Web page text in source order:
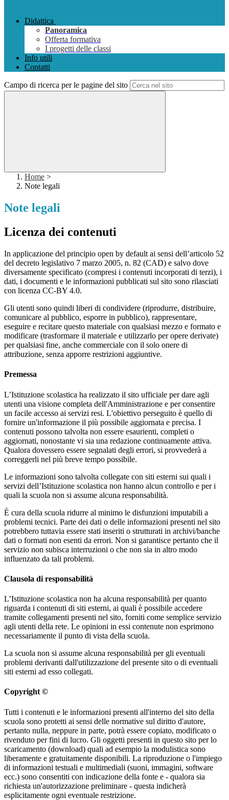
Didattica
Panoramica
Offerta formativa
I progetti delle classi
Info utili
Contatti
Campo di ricerca per le pagine del sito
Home >
Note legali
Note legali
Licenza dei contenuti
In applicazione del principio open by default ai sensi dell’articolo 52
del decreto legislativo 7 marzo 2005, n. 82 (CAD) e salvo dove
diversamente specificato (compresi i contenuti incorporati di terzi), i
dati, i documenti e le informazioni pubblicati sul sito sono rilasciati
con licenza CC-BY 4.0.
Gli utenti sono quindi liberi di condividere (riprodurre, distribuire,
comunicare al pubblico, esporre in pubblico), rappresentare,
eseguire e recitare questo materiale con qualsiasi mezzo e formato e
modificare (trasformare il materiale e utilizzarlo per opere derivate)
per qualsiasi fine, anche commerciale con il solo onere di
attribuzione, senza apporre restrizioni aggiuntive.
Premessa
L’Istituzione scolastica ha realizzato il sito ufficiale per dare agli
utenti una visione completa dell'Amministrazione e per consentire
un facile accesso ai servizi resi. L'obiettivo perseguito è quello di
fornire un'informazione il più possibile aggiornata e precisa. I
contenuti possono talvolta non essere esaurienti, completi o
aggiornati, nonostante vi sia una redazione continuamente attiva.
Qualora dovessero essere segnalati degli errori, si provvederà a
correggerli nel più breve tempo possibile.
Le informazioni sono talvolta collegate con siti esterni sui quali i
servizi dell’Istituzione scolastica non hanno alcun controllo e per i
quali la scuola non si assume alcuna responsabilità.
È cura della scuola ridurre al minimo le disfunzioni imputabili a
problemi tecnici. Parte dei dati o delle informazioni presenti nel sito
potrebbero tuttavia essere stati inseriti o strutturati in archivi/banche
dati o formati non esenti da errori. Non si garantisce pertanto che il
servizio non subisca interruzioni o che non sia in altro modo
influenzato da tali problemi.
Clausola di responsabilità
L’Istituzione scolastica non ha alcuna responsabilità per quanto
riguarda i contenuti di siti esterni, ai quali è possibile accedere
tramite collegamenti presenti nel sito, forniti come semplice servizio
agli utenti della rete. Le opinioni in essi contenute non esprimono
necessariamente il punto di vista della scuola.
La scuola non si assume alcuna responsabilità per gli eventuali
problemi derivanti dall'utilizzazione del presente sito o di eventuali
siti esterni ad esso collegati.
Copyright ©
Tutti i contenuti e le informazioni presenti all'interno del sito della
scuola sono protetti ai sensi delle normative sul diritto d'autore,
pertanto nulla, neppure in parte, potrà essere copiato, modificato o
rivenduto per fini di lucro. Gli oggetti presenti in questo sito per lo
scaricamento (download) quali ad esempio la modulistica sono
liberamente e gratuitamente disponibili. La riproduzione o l'impiego
di informazioni testuali e multimediali (suoni, immagini, software
ecc.) sono consentiti con indicazione della fonte e - qualora sia
richiesta un'autorizzazione preliminare - questa indicherà
esplicitamente ogni eventuale restrizione.